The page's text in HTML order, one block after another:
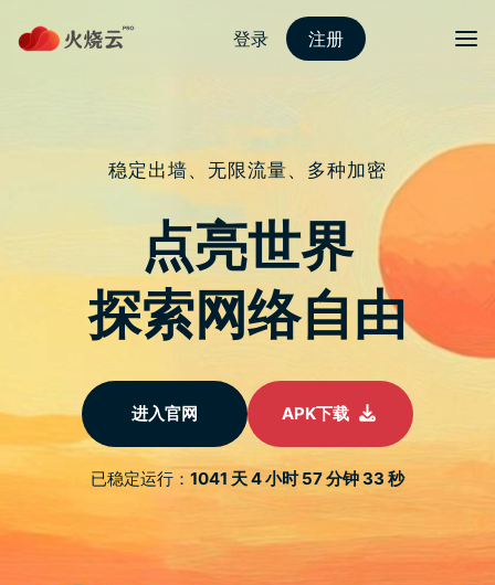
nordvpn 安卓
教用非法 APP 看盗版涉侵权 「疯
先生」与「电脑王阿达」出事了！
2024 年 12 月 10 日 由 nordVPN好用吗
《中时新闻网》报导，台湾刑事局智财大队近日查获知名网
红「疯先生」及「电脑王阿达」涉嫌发布侵权 APP 教学文
章，并搜查三名涉案人士。警方表示，这些非法APP内容涉
及数百部影视作品，侵权市值超过新台币6亿元。
严选 Black Friday 必买产品 绝不能错过的快闪优惠